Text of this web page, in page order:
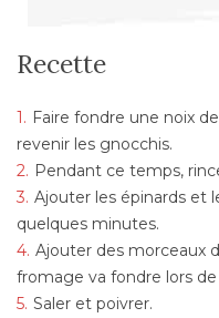
Recette
Faire fondre une noix
revenir les gnocchis.
Pendant ce temps,
Ajouter les épinards et
quelques minutes.
Ajouter des morceaux
fromage va fondre lors de
Saler et poivrer.